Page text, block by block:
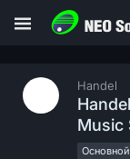
Handel
Music